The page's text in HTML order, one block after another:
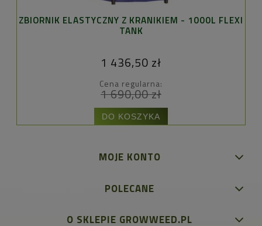
ZBIORNIK ELASTYCZNY Z KRANIKIEM - 1000L FLEXI
TANK
1 436,50 zł
Cena regularna:
1 690,00 zł
DO KOSZYKA
MOJE KONTO
POLECANE
O SKLEPIE GROWWEED.PL